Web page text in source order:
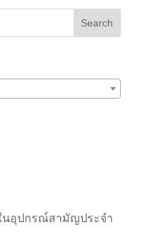
นอุปกรณ์สามัญประจำ